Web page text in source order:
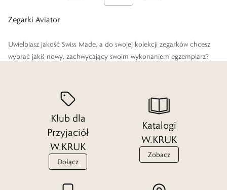
Zegarki Aviator
Uwielbiasz jakość Swiss Made, a do swojej kolekcji zegarków chcesz
wybrać jakiś nowy, zachwycający swoim wykonaniem egzemplarz?
mieć pewność, że stawiasz na
naprawdę można im zaufać?
Klub dla
Przyjaciół
W.KRUK
Dołącz
Katalogi
W.KRUK
Zobacz